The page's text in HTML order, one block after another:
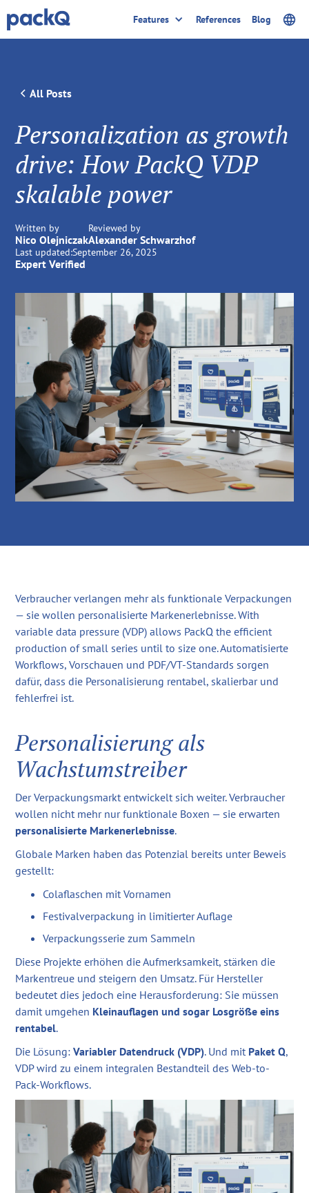
Features References Blog
All Posts
Personalization as growth
drive: How PackQ VDP
skalable power
Written by
Nico Olejniczak
Reviewed by
Alexander Schwarzhof
Last updated:September 26, 2025
Expert Verified
Verbraucher verlangen mehr als funktionale Verpackungen
— sie wollen personalisierte Markenerlebnisse. With
variable data pressure (VDP) allows PackQ the efficient
production of small series until to size one. Automatisierte
Workflows, Vorschauen und PDF/VT-Standards sorgen
dafür, dass die Personalisierung rentabel, skalierbar und
fehlerfrei ist.
Personalisierung als
Wachstumstreiber
Der Verpackungsmarkt entwickelt sich weiter. Verbraucher
wollen nicht mehr nur funktionale Boxen — sie erwarten
personalisierte Markenerlebnisse.
Globale Marken haben das Potenzial bereits unter Beweis
gestellt:
Colaflaschen mit Vornamen
Festivalverpackung in limitierter Auflage
Verpackungsserie zum Sammeln
Diese Projekte erhöhen die Aufmerksamkeit, stärken die
Markentreue und steigern den Umsatz. Für Hersteller
bedeutet dies jedoch eine Herausforderung: Sie müssen
damit umgehen Kleinauflagen und sogar Losgröße eins
rentabel.
Die Lösung:Variabler Datendruck (VDP). Und mit Paket Q,
VDP wird zu einem integralen Bestandteil des Web-to-
Pack-Workflows.